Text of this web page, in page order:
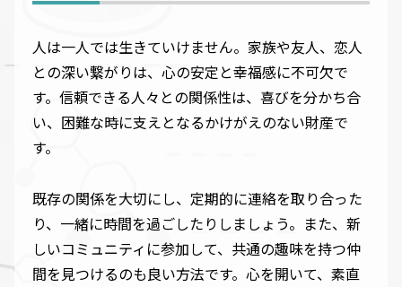
人は一人では生きていけません。家族や友人、恋人
との深い繋がりは、心の安定と幸福感に不可欠で
す。信頼できる人々との関係性は、喜びを分かち合
い、困難な時に支えとなるかけがえのない財産で
す。
既存の関係を大切にし、定期的に連絡を取り合った
り、一緒に時間を過ごしたりしましょう。また、新
しいコミュニティに参加して、共通の趣味を持つ仲
間を見つけるのも良い方法です。心を開いて、素直